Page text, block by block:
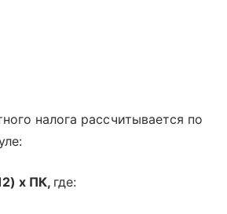
налога рассчитывается по
x ПК, где: